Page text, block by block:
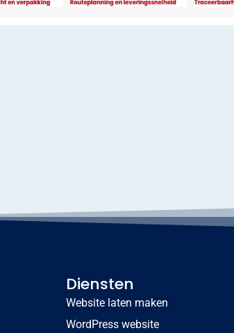
Diensten
Website laten maken
WordPress website